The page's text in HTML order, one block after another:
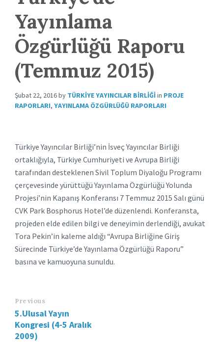
Yayınlama
Özgürlüğü Raporu
(Temmuz 2015)
Şubat 22, 2016by TÜRKIYE YAYINCILAR BIRLIĞIin PROJE
RAPORLARI, YAYINLAMA ÖZGÜRLÜĞÜ RAPORLARI
Türkiye Yayıncılar Birliği’nin İsveç Yayıncılar Birliği
ortaklığıyla, Türkiye Cumhuriyeti ve Avrupa Birliği
tarafından desteklenen Sivil Toplum Diyaloğu Programı
çerçevesinde yürüttüğü Yayınlama Özgürlüğü Yolunda
Projesi’nin Kapanış Konferansı 7 Temmuz 2015 Salı günü
CVK Park Bosphorus Hotel’de düzenlendi. Konferansta,
projeden elde edilen bilgi ve deneyimin derlendiği, avukat
Tora Pekin’in kaleme aldığı “Avrupa Birliğine Giriş
Sürecinde Türkiye’de Yayınlama Özgürlüğü Raporu”
basına ve kamuoyuna sunuldu.
Previous
5.Ulusal Yayın
Kongresi (4-5 Aralık
2009)